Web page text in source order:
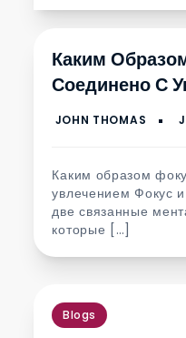
Каким
Соединено С
Каким образом
увлечением Фокус
две связанные
которые […]
Blogs